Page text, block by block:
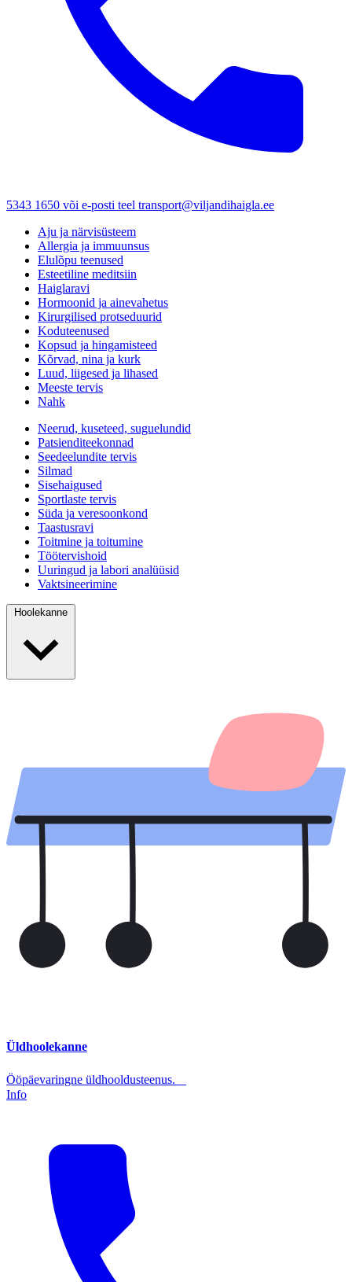
5343 1650 või e-posti teel transport@viljandihaigla.ee
Aju ja närvisüsteem
Allergia ja immuunsus
Elulõpu teenused
Esteetiline meditsiin
Haiglaravi
Hormoonid ja ainevahetus
Kirurgilised protseduurid
Koduteenused
Kopsud ja hingamisteed
Kõrvad, nina ja kurk
Luud, liigesed ja lihased
Meeste tervis
Nahk
Neerud, kuseteed, suguelundid
Patsienditeekonnad
Seedeelundite tervis
Silmad
Sisehaigused
Sportlaste tervis
Süda ja veresoonkond
Taastusravi
Toitmine ja toitumine
Töötervishoid
Uuringud ja labori analüüsid
Vaktsineerimine
Hoolekanne
Üldhoolekanne
Ööpäevaringne üldhooldusteenus.
Info